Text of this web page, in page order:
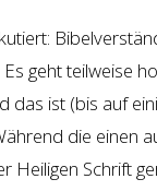
geht teilweise
das ist (bis auf
die einen
Heiligen Schrift